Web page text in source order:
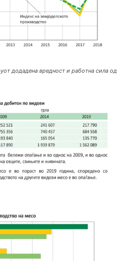
додадена вредност и работна сила од